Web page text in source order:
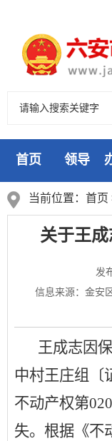
首页 领导
当前位置： 首页
关于王
发
信息来源：金安
王成志因保
中村王庄组
不动产权第
失。根据《不